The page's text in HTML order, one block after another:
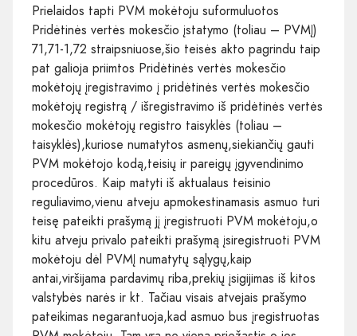
Prielaidos tapti PVM mokėtoju suformuluotos
Pridėtinės vertės mokesčio įstatymo (toliau – PVMĮ)
71,71-1,72 straipsniuose,šio teisės akto pagrindu taip
pat galioja priimtos Pridėtinės vertės mokesčio
mokėtojų įregistravimo į pridėtinės vertės mokesčio
mokėtojų registrą / išregistravimo iš pridėtinės vertės
mokesčio mokėtojų registro taisyklės (toliau –
taisyklės),kuriose numatytos asmenų,siekiančių gauti
PVM mokėtojo kodą,teisių ir pareigų įgyvendinimo
procedūros. Kaip matyti iš aktualaus teisinio
reguliavimo,vienu atveju apmokestinamasis asmuo turi
teisę pateikti prašymą jį įregistruoti PVM mokėtoju,o
kitu atveju privalo pateikti prašymą įsiregistruoti PVM
mokėtoju dėl PVMĮ numatytų sąlygų,kaip
antai,viršijama pardavimų riba,prekių įsigijimas iš kitos
valstybės narės ir kt. Tačiau visais atvejais prašymo
pateikimas negarantuoja,kad asmuo bus įregistruotas